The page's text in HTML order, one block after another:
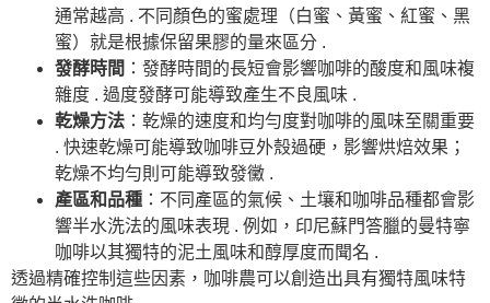
通常越高 . 不同顏色的蜜處理（白蜜、黃蜜、紅蜜、黑
蜜）就是根據保留果膠的量來區分 .
發酵時間 ：發酵時間的長短會影響咖啡的酸度和風味複
雜度 . 過度發酵可能導致產生不良風味 .
乾燥方法 ：乾燥的速度和均勻度對咖啡的風味至關重要
. 快速乾燥可能導致咖啡豆外殼過硬，影響烘焙效果；
乾燥不均勻則可能導致發黴 .
產區和品種 ：不同產區的氣候、土壤和咖啡品種都會影
響半水洗法的風味表現 . 例如，印尼蘇門答臘的曼特寧
咖啡以其獨特的泥土風味和醇厚度而聞名 .
透過精確控制這些因素，咖啡農可以創造出具有獨特風味特